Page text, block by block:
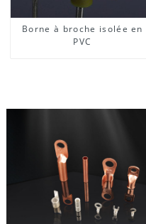
Borne à broche isolée en
PVC